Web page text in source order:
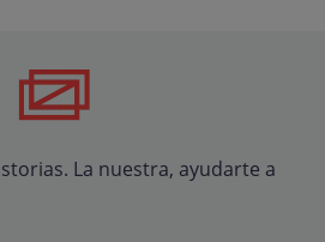
La nuestra, ayudarte a